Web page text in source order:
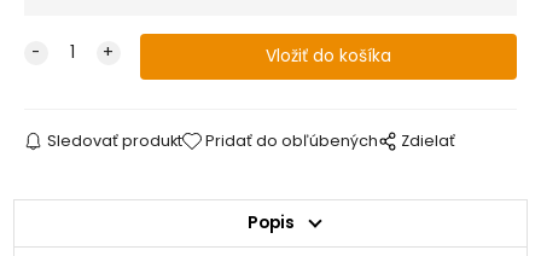
Sledovať produkt Pridať do obľúbených Zdielať
Popis